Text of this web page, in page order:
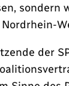
der